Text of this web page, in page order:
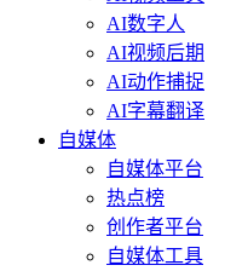
AI数字人
AI视频后期
AI动作捕捉
AI字幕翻译
自媒体
自媒体平台
热点榜
创作者平台
自媒体工具